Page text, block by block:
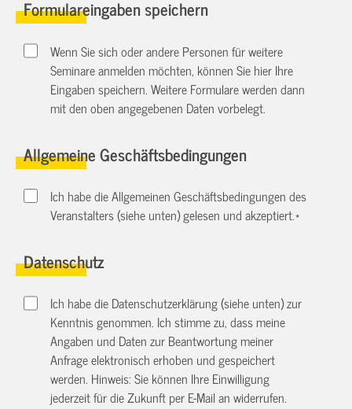
Formulareingaben speichern
Wenn Sie sich oder andere Personen für weitere
Seminare anmelden möchten, können Sie hier Ihre
Eingaben speichern. Weitere Formulare werden dann
mit den oben angegebenen Daten vorbelegt.
Allgemeine Geschäftsbedingungen
Ich habe die Allgemeinen Geschäftsbedingungen des
Veranstalters (siehe unten) gelesen und akzeptiert.*
Datenschutz
Ich habe die Datenschutzerklärung (siehe unten) zur
Kenntnis genommen. Ich stimme zu, dass meine
Angaben und Daten zur Beantwortung meiner
Anfrage elektronisch erhoben und gespeichert
werden. Hinweis: Sie können Ihre Einwilligung
jederzeit für die Zukunft per E-Mail anwiderrufen.